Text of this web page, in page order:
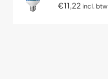
€11,22 incl. btw